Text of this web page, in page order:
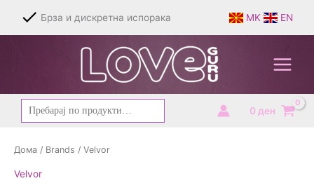
content
Брза и дискретна испорака MK EN
Барај
за:
0 ден
Дома / Brands / Velvor
Velvor